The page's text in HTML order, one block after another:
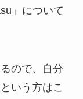
」について
ので、自分
いう方はこ